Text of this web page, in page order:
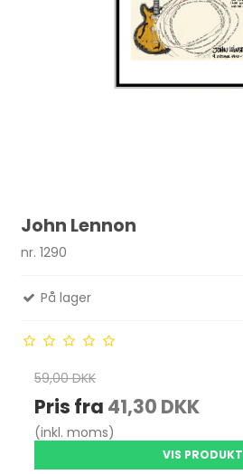
John Lennon
nr. 1290
På lager
59,00 DKK
Pris fra 41,30 DKK
(inkl. moms)
VIS PRODUKT